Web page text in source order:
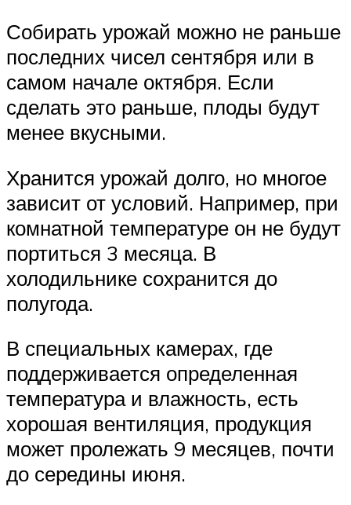
Собирать урожай можно не раньше
последних чисел сентября или в
самом начале октября. Если
сделать это раньше, плоды будут
менее вкусными.
Хранится урожай долго, но многое
зависит от условий. Например, при
комнатной температуре он не будут
портиться 3 месяца. В
холодильнике сохранится до
полугода.
В специальных камерах, где
поддерживается определенная
температура и влажность, есть
хорошая вентиляция, продукция
может пролежать 9 месяцев, почти
до середины июня.